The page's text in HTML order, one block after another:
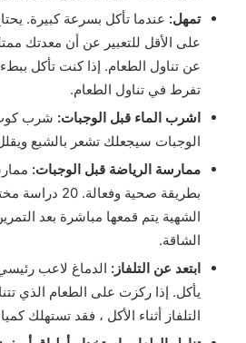
تمهل:
على الأقل للتعبير عن أن معدتك
عن تناول الطعام. إذا كنت تأكل
تفرط في تناول الطعام.
اشرب الماء قبل الوجبات: شرب كوب
الوجبات سيجعلك تشعر بالشبع
ممارسة الرياضة قبل الوجبات:
بطريقة صحية
الشهية يتم قمعها مباشرة بعد
الشاقة.
ابتعد عن التلفاز: الدماغ لاعب
يأكل. إذا ركزت على الطعام الذي
التلفاز أثناء الأكل ، فقد تستهلك